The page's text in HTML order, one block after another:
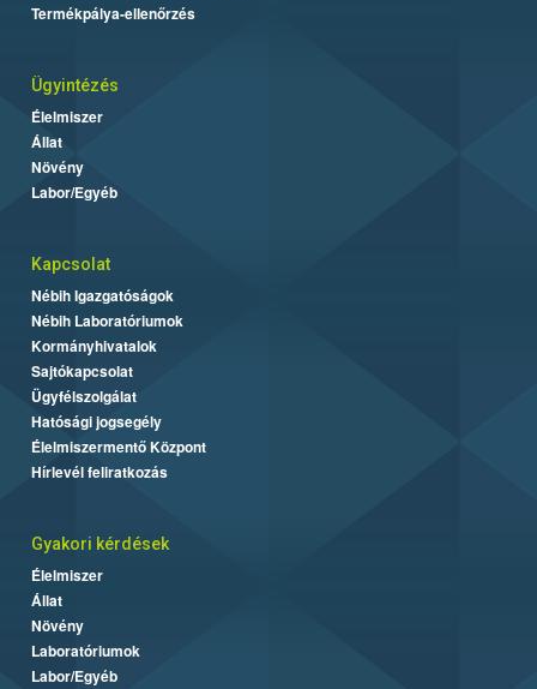
Termékpálya-ellenőrzés
Ügyintézés
Élelmiszer
Állat
Növény
Labor/Egyéb
Kapcsolat
Nébih Igazgatóságok
Nébih Laboratóriumok
Kormányhivatalok
Sajtókapcsolat
Ügyfélszolgálat
Hatósági jogsegély
Élelmiszermentő Központ
Hírlevél feliratkozás
Gyakori kérdések
Élelmiszer
Állat
Növény
Laboratóriumok
Labor/Egyéb